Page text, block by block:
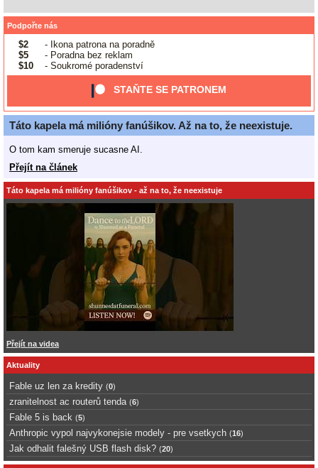
Podpořte nás
$2
- Ikona patrona na poradně
$5
- Poradna bez reklam
$10
- Soukromé poradenství
STAŇTE SE PATRONEM
Táto kapela má milióny fanúšikov. Až na to, že neexistuje.
O tom kam smeruje sucasne AI.
Přejít na článek
Táto kapela má milióny fanúšikov - až na to, že neexistuje
Přejít na videa
Aktuality
Fable uz len za kredity (0)
zranitelnost ac routerů tenda (6)
Fable 5 is back (5)
Anthropic vypol najvykonejsie modely - pre vsetkych (16)
Jak odhalit falešný USB flash disk? (20)